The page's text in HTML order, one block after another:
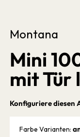
Montana
Mini
mit Tür
Konfiguriere diesen
Farbe Varianten: